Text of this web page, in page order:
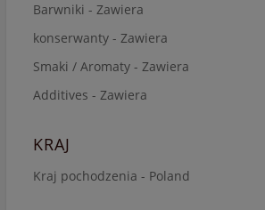
Barwniki - Zawiera
konserwanty - Zawiera
Smaki / Aromaty - Zawiera
Additives - Zawiera
KRAJ
Kraj pochodzenia - Poland